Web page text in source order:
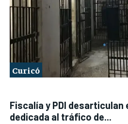
Curicó
Fiscalía y PDI
dedicada al tráfico de...